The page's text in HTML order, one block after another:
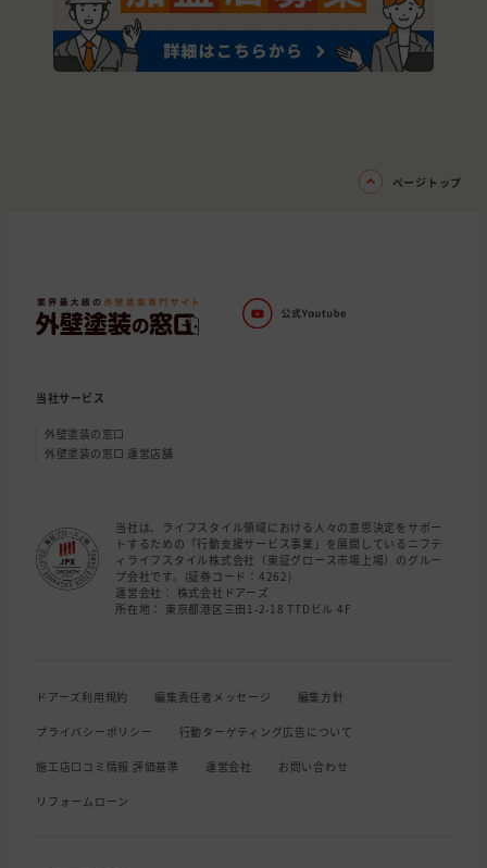
ページトップ
当社サービス
外壁塗装の窓口
外壁塗装の窓口 運営店舗
当社は、ライフスタイル領域における人々の意思決定をサポー
トするための「行動支援サービス事業」を展開しているニフテ
ィライフスタイル株式会社（東証グロース市場上場）のグルー
プ会社です。(証券コード：4262)
運営会社： 株式会社ドアーズ
所在地： 東京都港区三田1-2-18 TTDビル 4F
ドアーズ利用規約 編集責任者メッセージ 編集方針
プライバシーポリシー 行動ターゲティング広告について
施工店口コミ情報 評価基準 運営会社 お問い合わせ
リフォームローン